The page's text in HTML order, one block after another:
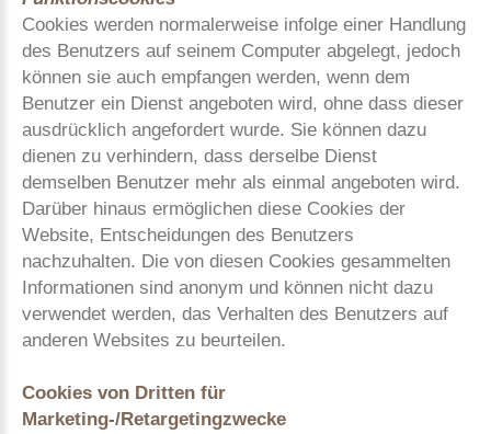
Cookies werden normalerweise infolge einer Handlung
des Benutzers auf seinem Computer abgelegt, jedoch
können sie auch empfangen werden, wenn dem
Benutzer ein Dienst angeboten wird, ohne dass dieser
ausdrücklich angefordert wurde. Sie können dazu
dienen zu verhindern, dass derselbe Dienst
demselben Benutzer mehr als einmal angeboten wird.
Darüber hinaus ermöglichen diese Cookies der
Website, Entscheidungen des Benutzers
nachzuhalten. Die von diesen Cookies gesammelten
Informationen sind anonym und können nicht dazu
verwendet werden, das Verhalten des Benutzers auf
anderen Websites zu beurteilen.
Cookies von Dritten für
Marketing-/Retargetingzwecke